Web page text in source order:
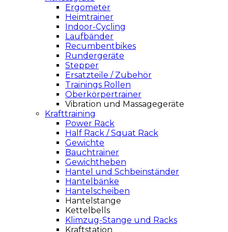
Ergometer
Heimtrainer
Indoor-Cycling
Laufbänder
Recumbentbikes
Rundergeräte
Stepper
Ersatzteile / Zubehör
Trainings Rollen
Oberkörpertrainer
Vibration und Massagegeräte
Krafttraining
Power Rack
Half Rack / Squat Rack
Gewichte
Bauchtrainer
Gewichtheben
Hantel und Schbeinständer
Hantelbänke
Hantelscheiben
Hantelstange
Kettelbells
Klimzug-Stange und Racks
Kraftstation